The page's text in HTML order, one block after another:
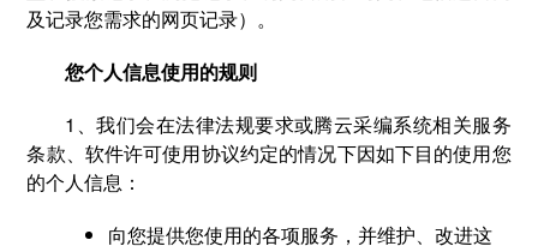
及记录您需求的网页记录）。
您个人信息使用的规则
1、我们会在法律法规要求或腾云采编系统相关服务
条款、软件许可使用协议约定的情况下因如下目的使用您
的个人信息：
向您提供您使用的各项服务，并维护、改进这